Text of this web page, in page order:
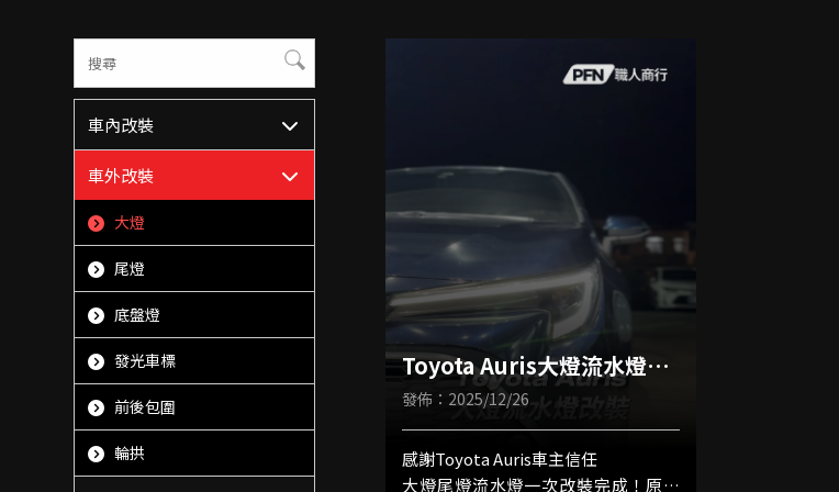
車內改裝
車外改裝
大燈
尾燈
底盤燈
發光車標
前後包圍
輪拱
Toyota Auris大燈流水燈改
裝
發佈：2025/12/26
感謝Toyota Auris車主信任
大燈尾燈流水燈一次改裝完成！原廠